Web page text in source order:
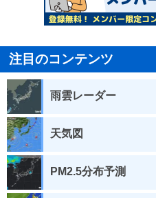
注目のコンテンツ
雨雲レーダー
天気図
PM2.5分布予測